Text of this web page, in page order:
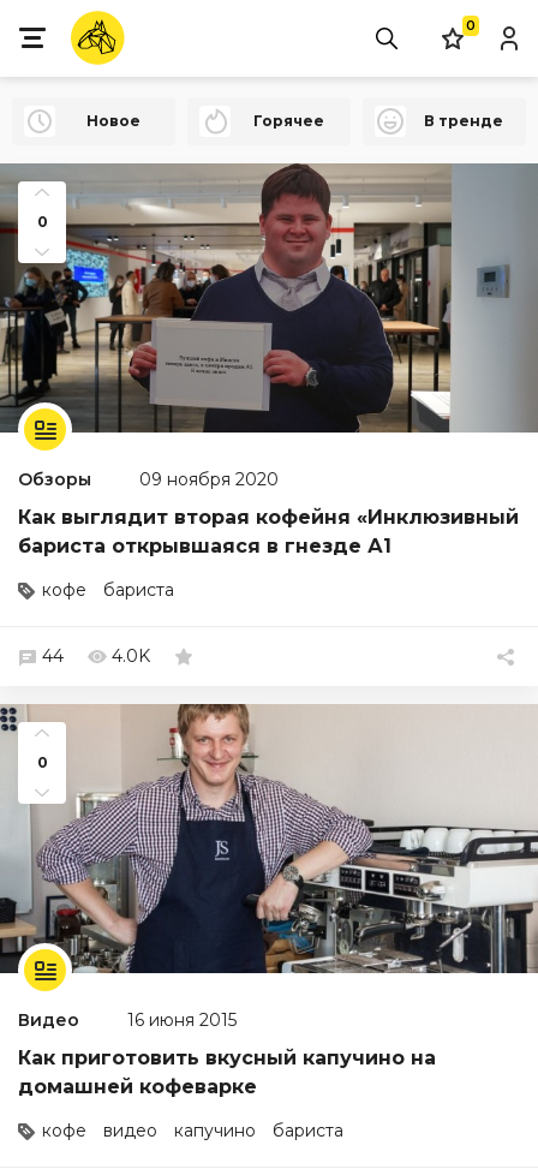
0
Новое Горячее В тренде
0
Обзоры 09 ноября 2020
Как выглядит вторая кофейня «Инклюзивный
бариста открывшаяся в гнезде А1
кофе бариста
44 4.0K
0
Видео 16 июня 2015
Как приготовить вкусный капучино на
домашней кофеварке
кофе видео капучино бариста